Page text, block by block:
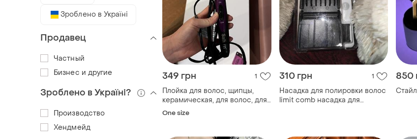
349 грн 1
Плойка для волос, щипцы,
керамическая, для волос, для
волос
One size
310 грн 1
Насадка для полировки волос
limit comb насадка для
850
Зроблено в Україні
Продавец
Частный
Бизнес и другие
Зроблено в Україні?
Производство
Хендмейд